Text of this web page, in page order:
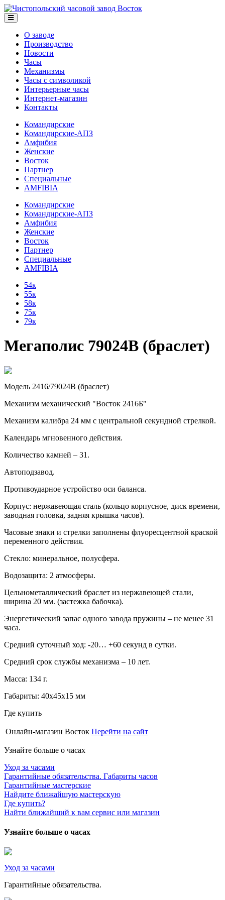
О заводе
Производство
Новости
Часы
Механизмы
Часы с символикой
Интерьерные часы
Интернет-магазин
Контакты
Командирские
Командирские-АПЗ
Амфибия
Женские
Восток
Партнер
Специальные
AMFIBIA
Командирские
Командирские-АПЗ
Амфибия
Женские
Восток
Партнер
Специальные
AMFIBIA
54к
55к
58к
75к
79к
Мегаполис 79024В (браслет)
Модель 2416/79024В (браслет)
Механизм механический "Восток 2416Б"
Механизм калибра 24 мм с центральной секундной стрелкой.
Календарь мгновенного действия.
Количество камней – 31.
Автоподзавод.
Противоударное устройство оси баланса.
Корпус: нержавеющая сталь (кольцо корпусное, диск времени,
заводная головка, задняя крышка часов).
Часовые знаки и стрелки заполнены флуоресцентной краской
переменного действия.
Стекло: минеральное, полусфера.
Водозащита: 2 атмосферы.
Цельнометаллический браслет из нержавеющей стали,
ширина 20 мм. (застежка бабочка).
Энергетический запас одного завода пружины – не менее 31
часа.
Средний суточный ход: -20… +60 секунд в сутки.
Средний срок службы механизма – 10 лет.
Масса: 134 г.
Габариты: 40х45х15 мм
Где купить
Онлайн-магазин Восток Перейти на сайт
Узнайте больше о часах
Уход за часами
Гарантийные обязательства. Габариты часов
Гарантийные мастерские
Найдите ближайшую мастерскую
Где купить?
Найти ближайший к вам сервис или магазин
Узнайте больше о часах
Уход за часами
Гарантийные обязательства.